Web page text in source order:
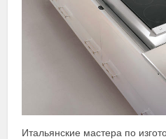
Итальянские мастера по